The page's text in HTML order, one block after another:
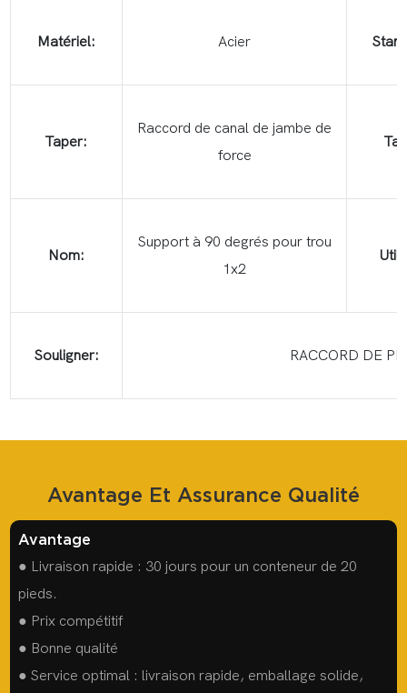
Matériel: Acier
Taper:
Raccord de canal de jambe de
force
Nom:
Support à 90 degrés pour trou
1x2
Souligner: RACCORD DE
Avantage Et Assurance Qualité
Avantage
● Livraison rapide : 30 jours pour un conteneur de 20
pieds.
● Prix compétitif
● Bonne qualité
● Service optimal : livraison rapide, emballage solide,